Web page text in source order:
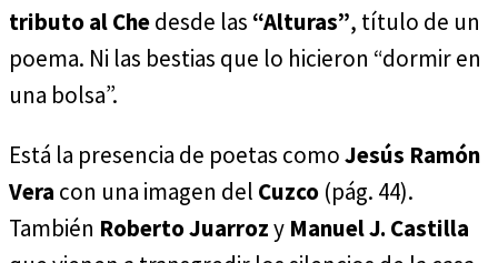
tributo al Chedesde las “Alturas”, título de un
poema. Ni las bestias que lo hicieron “dormir en
una bolsa”.
Está la presencia de poetas comoJesús Ramón
Vera con una imagen del Cuzco (pág. 44).
También Roberto Juarrozy Manuel J. Castilla